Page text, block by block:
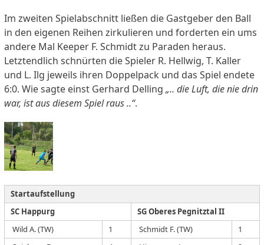
Im zweiten Spielabschnitt ließen die Gastgeber den Ball
in den eigenen Reihen zirkulieren und forderten ein ums
andere Mal Keeper F. Schmidt zu Paraden heraus.
Letztendlich schnürten die Spieler R. Hellwig, T. Kaller
und L. Ilg jeweils ihren Doppelpack und das Spiel endete
6:0. Wie sagte einst Gerhard Delling„.. die Luft, die nie drin
war, ist aus diesem Spiel raus ..“.
Startaufstellung
SC Happurg
SG Oberes Pegnitztal II
Wild A. (TW)
1 Schmidt F. (TW)
1